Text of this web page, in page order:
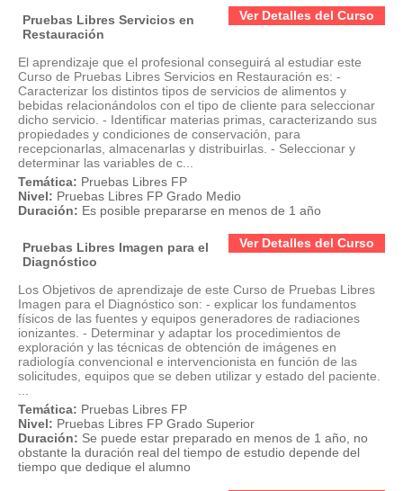
Ver Detalles del Curso
Pruebas Libres Servicios en
Restauración
El aprendizaje que el profesional conseguirá al estudiar este
Curso de Pruebas Libres Servicios en Restauración es: -
Caracterizar los distintos tipos de servicios de alimentos y
bebidas relacionándolos con el tipo de cliente para seleccionar
dicho servicio. - Identificar materias primas, caracterizando sus
propiedades y condiciones de conservación, para
recepcionarlas, almacenarlas y distribuirlas. - Seleccionar y
determinar las variables de c...
Temática: Pruebas Libres FP
Nivel: Pruebas Libres FP Grado Medio
Duración: Es posible prepararse en menos de 1 año
Ver Detalles del Curso
Pruebas Libres Imagen para el
Diagnóstico
Los Objetivos de aprendizaje de este Curso de Pruebas Libres
Imagen para el Diagnóstico son: - explicar los fundamentos
físicos de las fuentes y equipos generadores de radiaciones
ionizantes. - Determinar y adaptar los procedimientos de
exploración y las técnicas de obtención de imágenes en
radiología convencional e intervencionista en función de las
solicitudes, equipos que se deben utilizar y estado del paciente.
Temática: Pruebas Libres FP
Nivel: Pruebas Libres FP Grado Superior
Duración: Se puede estar preparado en menos de 1 año, no
obstante la duración real del tiempo de estudio depende del
tiempo que dedique el alumno